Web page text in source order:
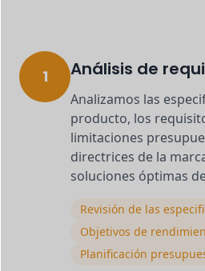
1 Análisis de
Analizamos las
producto, los
limitaciones
directrices de la
soluciones óptimas
Revisión de las
Objetivos de
Planificación